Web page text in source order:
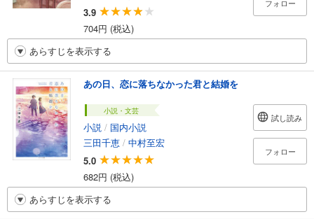
3.9
704円 (税込)
フォロー
あらすじを表示する
あの日、恋に落ちなかった君と結婚を
小説・文芸
小説 / 国内小説
三田千恵 / 中村至宏
5.0
682円 (税込)
試し読み
フォロー
あらすじを表示する